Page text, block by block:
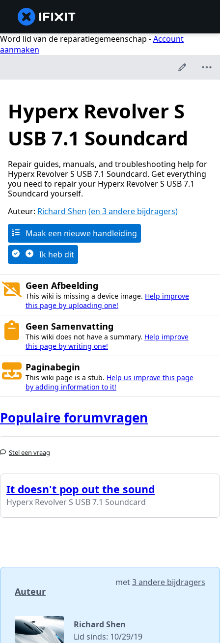
Word lid van de reparatiegemeenschap -Account
aanmaken
Hyperx Revolver S
USB 7.1 Soundcard
Repair guides, manuals, and troubleshooting help for
Hyperx Revolver S USB 7.1 Soundcard. Get everything
you need to repair your Hyperx Revolver S USB 7.1
Soundcard yourself.
Auteur: Richard Shen (en 3 andere bijdragers)
Maak een nieuwe handleiding
Ik heb dit
Geen Afbeelding
This wiki is missing a device image. Help improve
this page by uploading one!
Geen Samenvatting
This wiki does not have a summary. Help improve
this page by writing one!
Paginabegin
This wiki page is a stub. Help us improve this page
by adding information to it!
Populaire forumvragen
Stel een vraag
It doesn't pop out the sound
Hyperx Revolver S USB 7.1 Soundcard
Auteur
met3 andere bijdragers
Richard Shen
Lid sinds: 10/29/19